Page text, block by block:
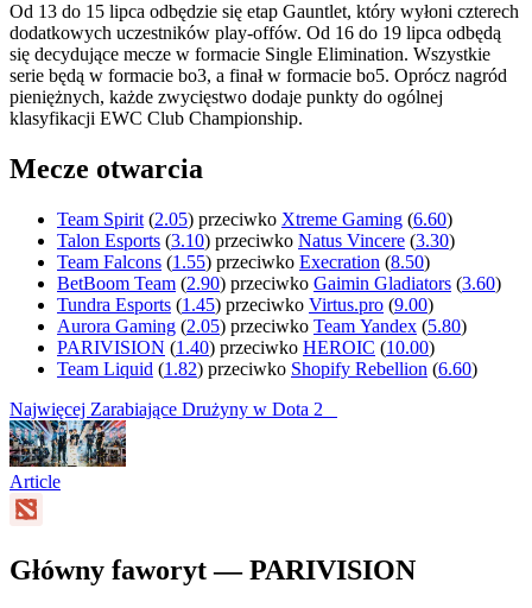
Od 13 do 15 lipca odbędzie się etap Gauntlet, który wyłoni czterech
dodatkowych uczestników play-offów. Od 16 do 19 lipca odbędą
się decydujące mecze w formacie Single Elimination. Wszystkie
serie będą w formacie bo3, a finał w formacie bo5. Oprócz nagród
pieniężnych, każde zwycięstwo dodaje punkty do ogólnej
klasyfikacji EWC Club Championship.
Mecze otwarcia
Team Spirit (2.05) przeciwko Xtreme Gaming (6.60)
Talon Esports (3.10) przeciwko Natus Vincere (3.30)
Team Falcons (1.55) przeciwko Execration (8.50)
BetBoom Team (2.90) przeciwko Gaimin Gladiators (3.60)
Tundra Esports (1.45) przeciwko Virtus.pro (9.00)
Aurora Gaming (2.05) przeciwko Team Yandex (5.80)
PARIVISION (1.40) przeciwko HEROIC (10.00)
Team Liquid (1.82) przeciwko Shopify Rebellion (6.60)
Najwięcej Zarabiające Drużyny w Dota 2
Article
Główny faworyt — PARIVISION